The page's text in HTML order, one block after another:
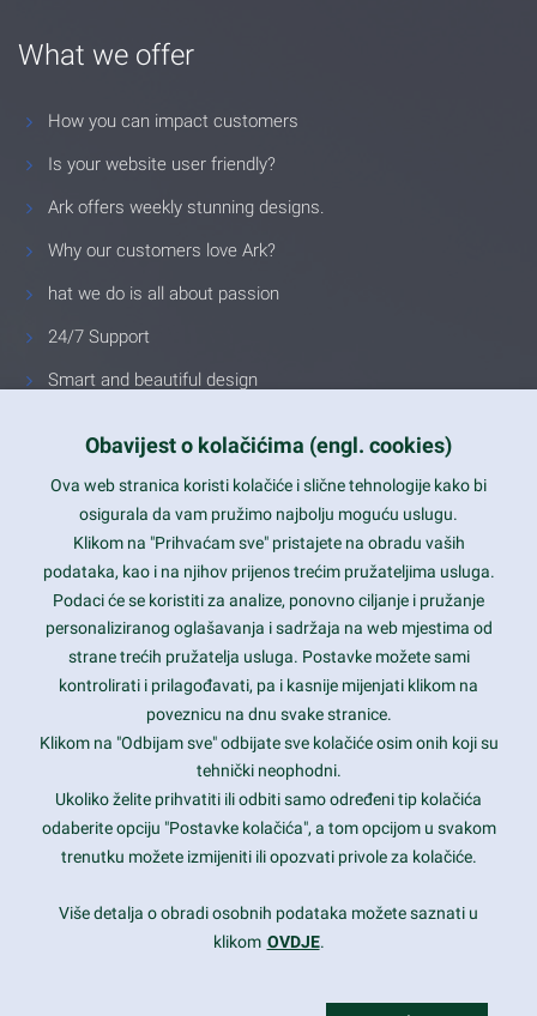
What we offer
How you can impact customers
Is your website user friendly?
Ark offers weekly stunning designs.
Why our customers love Ark?
hat we do is all about passion
24/7 Support
Smart and beautiful design
Latest trends and much more...
Contact Info
1600 Amphitheatre Parkway, Mountain View, CA 94043
prothemes.net@gmail.com
Daily: 9:00 am - 6:00 pm
Sunday: Closed
Copyright 2017FRESHFACE© All Rights Reserved
Obavijest o kolačićima (engl. cookies)
Ova web stranica koristi kolačiće i slične tehnologije kako bi
osigurala da vam pružimo najbolju moguću uslugu.
Klikom na "Prihvaćam sve" pristajete na obradu vaših
podataka, kao i na njihov prijenos trećim pružateljima usluga.
Podaci će se koristiti za analize, ponovno ciljanje i pružanje
personaliziranog oglašavanja i sadržaja na web mjestima od
strane trećih pružatelja usluga. Postavke možete sami
kontrolirati i prilagođavati, pa i kasnije mijenjati klikom na
poveznicu na dnu svake stranice.
Klikom na "Odbijam sve" odbijate sve kolačiće osim onih koji su
tehnički neophodni.
Ukoliko želite prihvatiti ili odbiti samo određeni tip kolačića
odaberite opciju "Postavke kolačića", a tom opcijom u svakom
trenutku možete izmijeniti ili opozvati privole za kolačiće.
Više detalja o obradi osobnih podataka možete saznati u
klikom OVDJE.